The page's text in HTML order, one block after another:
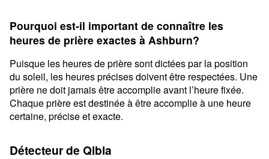
Pourquoi est-il important de connaître les
heures de prière exactes à Ashburn?
Puisque les heures de prière sont dictées par la position
du soleil, les heures précises doivent être respectées. Une
prière ne doit jamais être accomplie avant l’heure fixée.
Chaque prière est destinée à être accomplie à une heure
certaine, précise et exacte.
Détecteur de Qibla